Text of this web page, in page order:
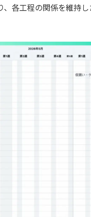
、各工程の関係を維持